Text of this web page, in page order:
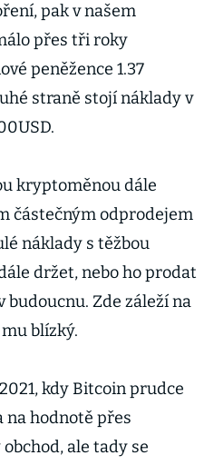
pak v našem
přes tři roky
peněžence 1.37
straně stojí náklady v
kryptoměnou dále
částečným odprodejem
náklady s těžbou
držet, nebo ho prodat
budoucnu. Zde záleží na
blízký.
kdy Bitcoin prudce
na hodnotě přes
ale tady se